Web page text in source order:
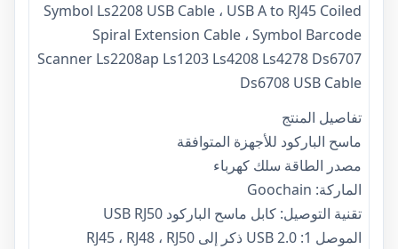
Symbol Ls2208 USB Cable ، USB A to RJ45 Coiled
Spiral Extension Cable ، Symbol Barcode
Scanner Ls2208ap Ls1203 Ls4208 Ls4278 Ds6707
Ds6708 USB Cable
تفاصيل المنتج
ماسح الباركود للأجهزة المتوافقة
مصدر الطاقة سلك كهرباء
الماركة: Goochain
تقنية التوصيل: كابل ماسح الباركود USB RJ50
الموصل 1: USB 2.0 ذكر إلى RJ45 ، RJ48 ، RJ50